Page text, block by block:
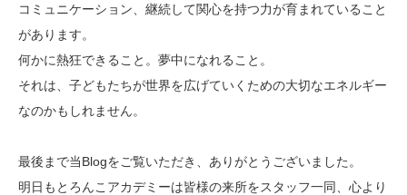
コミュニケーション、継続して関心を持つ力が育まれていること
があります。
何かに熱狂できること。夢中になれること。
それは、子どもたちが世界を広げていくための大切なエネルギー
なのかもしれません。
最後まで当Blogをご覧いただき、ありがとうございました。
明日もとろんこアカデミーは皆様の来所をスタッフ一同、心より